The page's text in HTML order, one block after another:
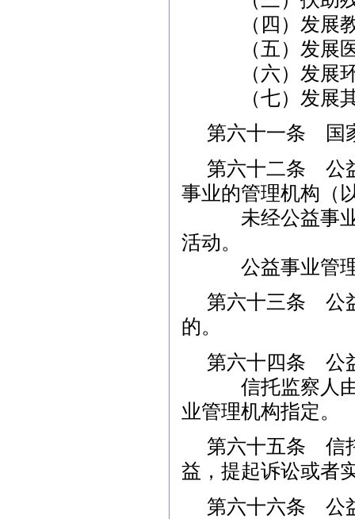
（四）发展教育
（五）发展医
（六）发展环
（七）发展其
第六十一条 国
第六十二条 公
事业的管理机构（
未经公益事业管
活动。
公益事业管理机
第六十三条 公
的。
第六十四条 公
信托监察人由信
业管理机构指定。
第六十五条 信
益，提起诉讼或者
第六十六条 公